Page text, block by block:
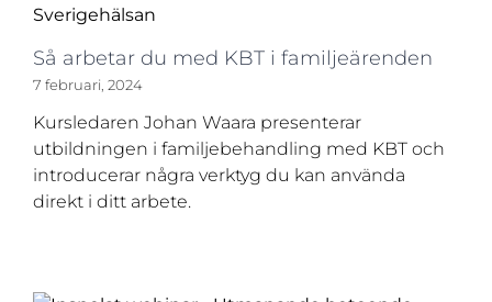
Så arbetar du med KBT i familjeärenden
7 februari, 2024
Kursledaren Johan Waara presenterar
utbildningen i familjebehandling med KBT och
introducerar några verktyg du kan använda
direkt i ditt arbete.